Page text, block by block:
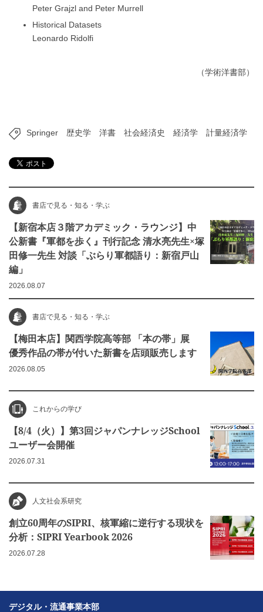
Peter Grajzl and Peter Murrell
Historical Datasets
Leonardo Ridolfi
（学術洋書部）
Springer 歴史学 洋書 社会経済史 経済学 計量経済学
書店で見る・知る・学ぶ
【新宿本店３階アカデミック・ラウンジ】中
公新書『軍都を歩く』刊行記念 清水亮先生×塚
田修一先生 対談「ぶらり軍都語り：新宿戸山
編」
2026.08.07
書店で見る・知る・学ぶ
【梅田本店】関西学院高等部 「本の帯」展
優秀作品の帯が付いた新書を店頭販売します
2026.08.05
これからの学び
【8/4（火）】第3回ジャパンナレッジSchool
ユーザー会開催
2026.07.31
人文社会系研究
創立60周年のSIPRI、核軍縮に逆行する現状を
分析：SIPRI Yearbook 2026
2026.07.28
デジタル・流通事業本部